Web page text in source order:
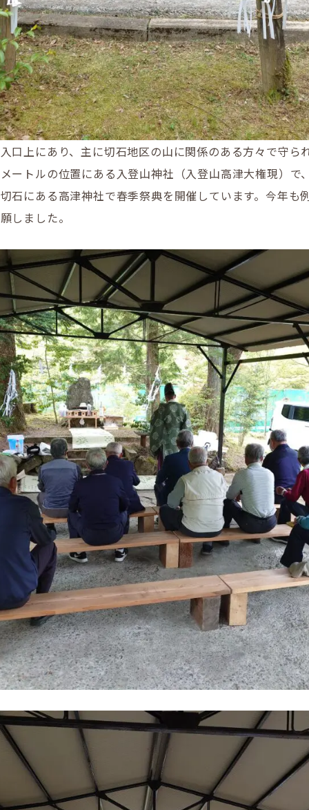
口上にあり、主に切石地区の山に関係のある方々で守ら
ートルの位置にある入登山神社（入登山高津大権現）で
石にある高津神社で春季祭典を開催しています。今年も
しました。